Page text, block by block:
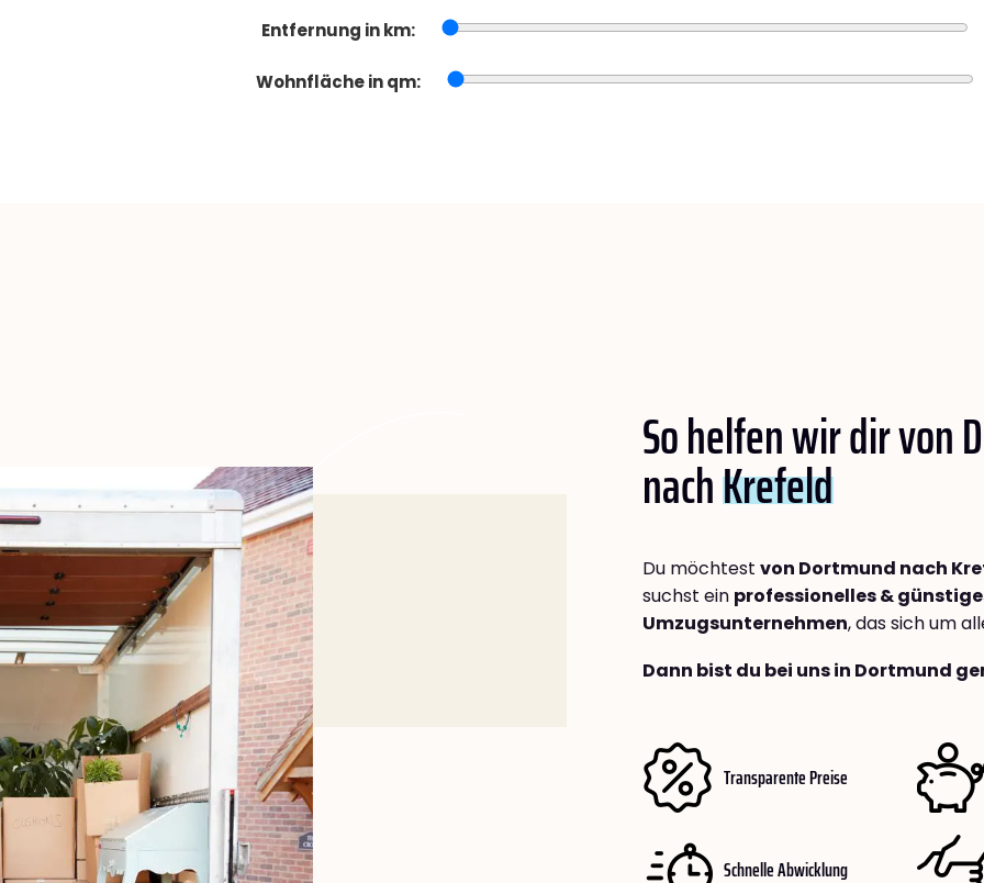
Entfernung in km:
Wohnfläche in qm:
So helfen wir dir von
nachKrefeld
Du möchtest von Dortmund nach
suchst ein professionelles &
Umzugsunternehmen, das sich um
Dann bist du bei uns in Dortmund
Transparente Preise
Schnelle Abwicklung